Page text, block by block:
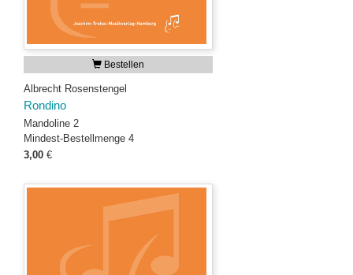
Bestellen
Albrecht Rosenstengel
Rondino
Mandoline 2
Mindest-Bestellmenge 4
3,00 €